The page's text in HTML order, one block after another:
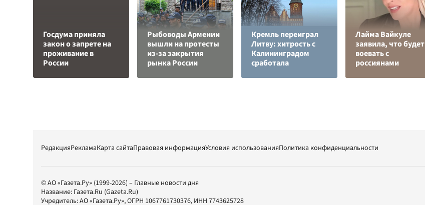
Госдума приняла
закон о запрете на
проживание в
России
Рыбоводы Армении
вышли на протесты
из-за закрытия
рынка России
Кремль переиграл
Литву: хитрость с
Калининградом
сработала
Лайма Вайкуле
заявила, что будет
воевать с
россиянами
РедакцияРекламаКарта сайтаПравовая информацияУсловия использованияПолитика конфиденциальности
© АО «Газета.Ру» (1999-2026) – Главные новости дня
Название: Газета.Ru (Gazeta.Ru)
Учредитель:АО «Газета.Ру», ОГРН 1067761730376, ИНН 7743625728